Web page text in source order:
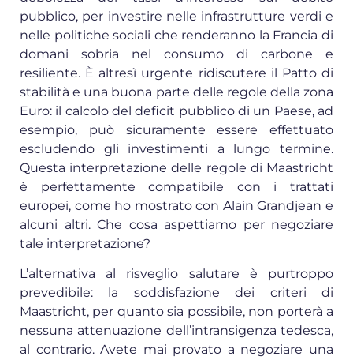
pubblico, per investire nelle infrastrutture verdi e
nelle politiche sociali che renderanno la Francia di
domani sobria nel consumo di carbone e
resiliente. È altresì urgente ridiscutere il Patto di
stabilità e una buona parte delle regole della zona
Euro: il calcolo del deficit pubblico di un Paese, ad
esempio, può sicuramente essere effettuato
escludendo gli investimenti a lungo termine.
Questa interpretazione delle regole di Maastricht
è perfettamente compatibile con i trattati
europei, come ho mostrato con Alain Grandjean e
alcuni altri. Che cosa aspettiamo per negoziare
tale interpretazione?
L’alternativa al risveglio salutare è purtroppo
prevedibile: la soddisfazione dei criteri di
Maastricht, per quanto sia possibile, non porterà a
nessuna attenuazione dell’intransigenza tedesca,
al contrario. Avete mai provato a negoziare una